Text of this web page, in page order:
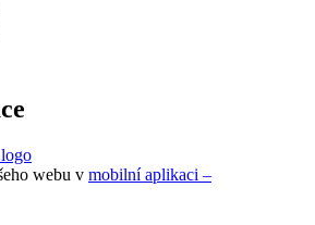
webu v mobilní aplikaci –